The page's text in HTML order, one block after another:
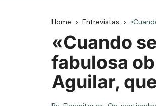
Home Entrevistas
«Cuando
fabulosa
Aguilar,